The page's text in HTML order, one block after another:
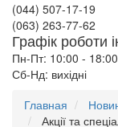
(044) 507-17-19
(063) 263-77-62
Графік роботи
Пн-Пт: 10:00 - 18:00
Сб-Нд: вихідні
Главная
Акції та